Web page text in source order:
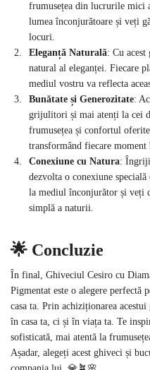
frumusețea din lucrurile mici
lumea înconjurătoare și veți
locuri.
Eleganță Naturală: Cu
natural al eleganței. Fiecare
mediul vostru va reflecta
Bunătate și Generozitate:
grijulitori și mai atenți la cei
frumusețea și confortul
transformând fiecare
Conexiune cu Natura:
dezvolta o conexiune
la mediul înconjurător și veți
simplă a naturii.
🌟 Concluzie
În final, Ghiveciul Cesiro cu
Pigmentat este o alegere perfectă
casa ta. Prin achiziționarea
în casa ta, ci și în viața ta. Te
sofisticată, mai atentă la
Așadar, alegeți acest ghiveci și